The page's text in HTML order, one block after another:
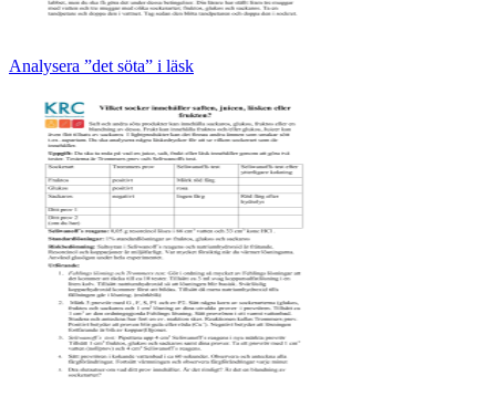
Analysera ”det söta” i läsk